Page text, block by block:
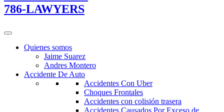
786-LAWYERS
Quienes somos
Jaime Suarez
Andres Montero
Accidente De Auto
Accidentes Con Uber
Choques Frontales
Accidentes con colisión trasera
Accidentes Causados Por Exceso de